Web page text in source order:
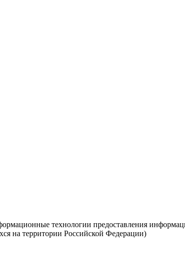
технологии предоставления
на территории Российской Федерации)